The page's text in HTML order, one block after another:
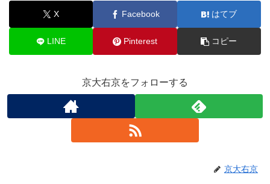
X Facebook はてブ
LINE Pinterest コピー
京大右京をフォローする
京大右京